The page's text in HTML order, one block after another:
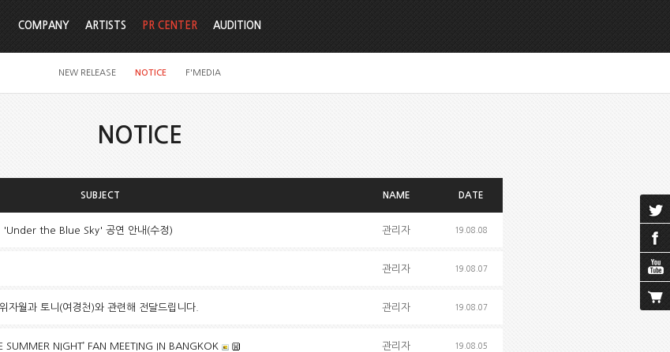
COMPANY ARTISTS PR CENTER
NEW RELEASE NOTICE F'MEDIA
AUDITION
NOTICE
SUBJECT NAME DATE
the Blue Sky' 공연 안내(수정) 관리자 19.08.08
관리자 19.08.07
자월과 토니(여경천)와 관련해 전달드립니다. 관리자 19.08.07
NIGHT’ FAN MEETING IN BANGKOK 관리자 19.08.05